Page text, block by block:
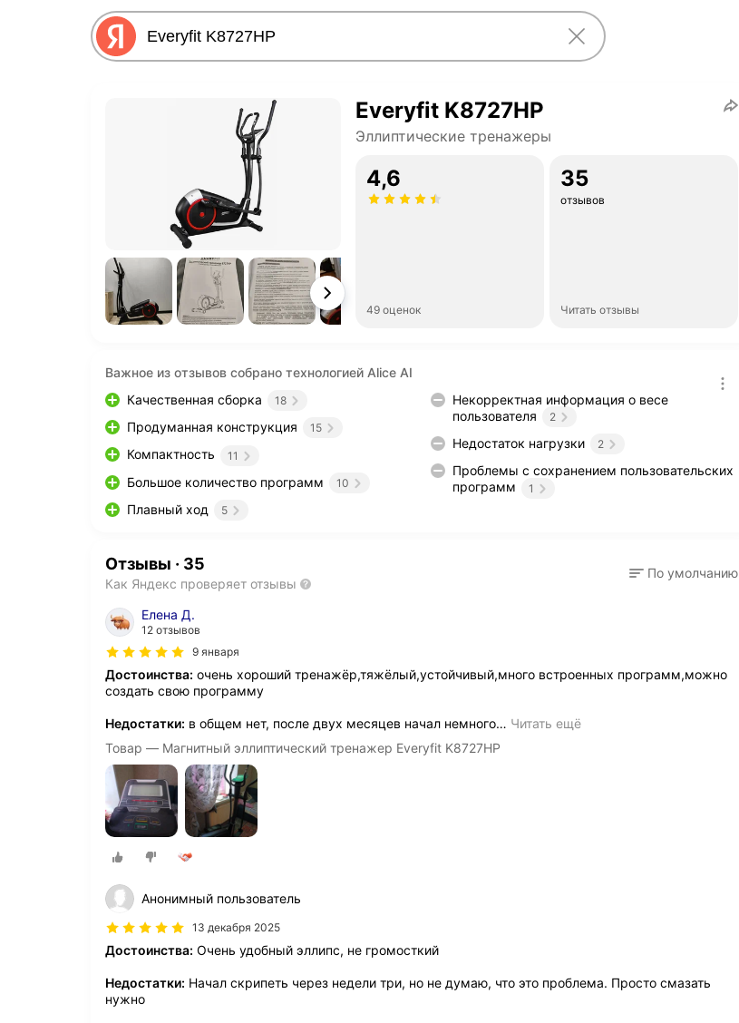
Everyfit K8727HP
Эллиптические тренажеры
4,6
49 оценок
35
отзывов
Читать отзывы
Важное из отзывов собрано технологией Alice AI
Качественная сборка
18
Продуманная конструкция 15
Компактность 11
Большое количество программ 10
Плавный ход 5
Некорректная информация о весе
пользователя
2
Недостаток нагрузки 2
Проблемы с сохранением пользовательских
программ
1
Отзывы · 35
Как Яндекс проверяет отзывы
По умолчанию
Елена Д.
12 отзывов
9 января
Достоинства: очень хороший тренажёр,тяжёлый,устойчивый,много встроенных программ,можно
создать свою программу
Недостатки: в общем нет, после двух месяцев начал немного… Читать ещё
Товар — Магнитный эллиптический тренажер Everyfit K8727HP
Анонимный пользователь
13 декабря 2025
Достоинства: Очень удобный эллипс, не громосткий
Недостатки: Начал скрипеть через недели три, но не думаю, что это проблема. Просто смазать
нужно